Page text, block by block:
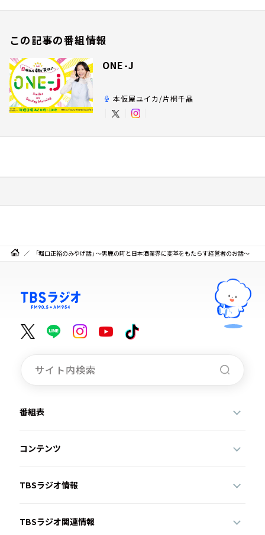
この記事の番組情報
ONE-J
本仮屋ユイカ/片桐千晶
「堀口正裕のみやげ話」 ～男鹿の町と日本酒業界に変革をもたらす経営者のお話～
番組表
コンテンツ
TBSラジオ情報
TBSラジオ関連情報